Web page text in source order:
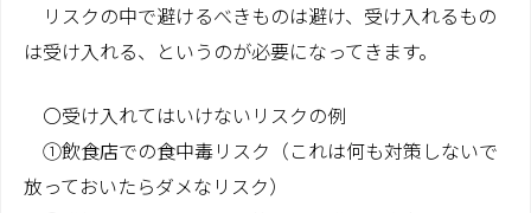
リスクの中で避けるべきものは避け、受け入れるもの
は受け入れる、というのが必要になってきます。
〇受け入れてはいけないリスクの例
①飲食店での食中毒リスク（これは何も対策しないで
放っておいたらダメなリスク）